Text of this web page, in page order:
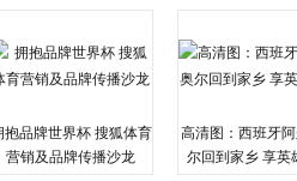
抱品牌世界杯 搜狐体育
营销及品牌传播沙龙
高清图：西班牙
尔回到家乡 享英